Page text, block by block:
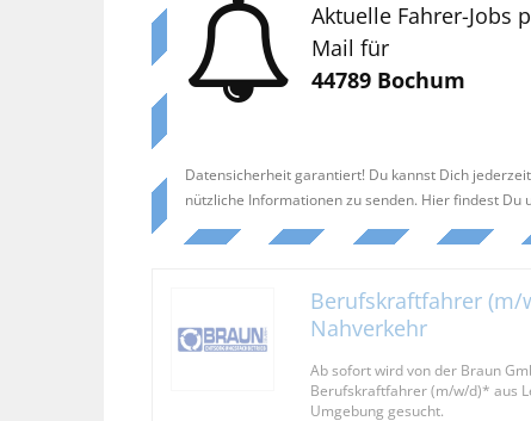
Aktuelle Fahrer-Jobs
Mail für
44789 Bochum
Datensicherheit garantiert! Du kannst Dich
nützliche Informationen zu senden. Hier findest Du
Berufskraftfahrer
Nahverkehr
Ab sofort wird von der Braun
Berufskraftfahrer (m/w/d)* aus
Umgebung gesucht.